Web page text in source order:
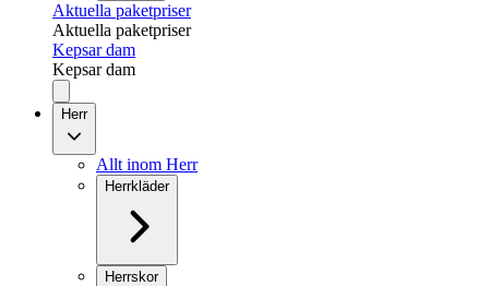
Aktuella paketpriser
Aktuella paketpriser
Kepsar dam
Kepsar dam
Herr
Allt inom Herr
Herrkläder
Herrskor